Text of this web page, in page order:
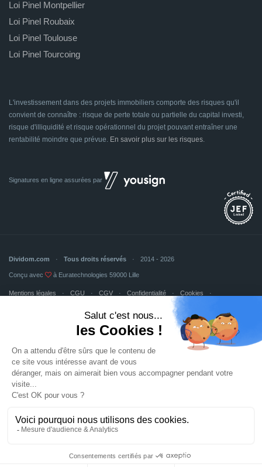
Loi Pinel Montpellier
Loi Pinel Roubaix
Loi Pinel Toulouse
Loi Pinel Tourcoing
L'investissement dans des projets immobiliers comporte des risques qu'il
convient de connaître : risque de perte totale ou partielle du capital investi,
risque d'illiquidité et risque opérationnel du projet pouvant entraîner une
rentabilité moindre que prévue. En savoir plus sur les risques
Signatures en ligne assurées par
Dividom.com Tous droits réservés 2014 - 2026
Conçu avec à Euratechnologies 59000 Lille
Mentions légales CGU CGV Confidentialité Cookies